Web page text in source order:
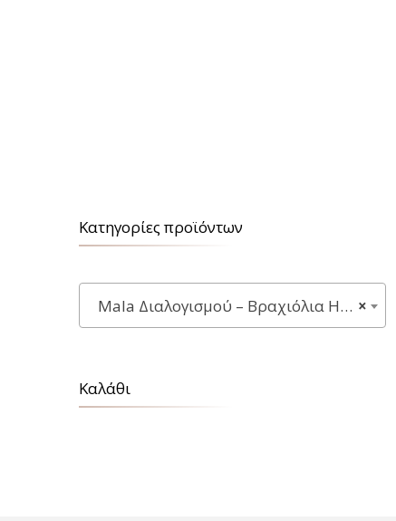
Κατηγορίες προϊόντων
×
Mala Διαλογισμού – Βραχιόλια Ημιπολύτιμων Λίθων
Καλάθι